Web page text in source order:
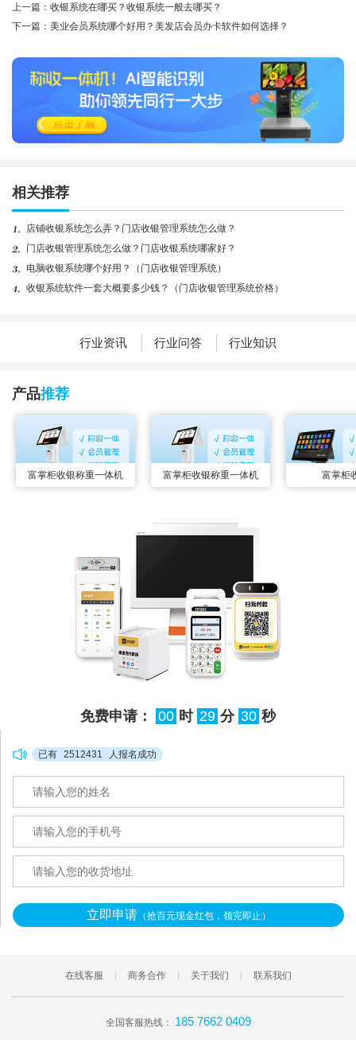
上一篇：收银系统在哪买？收银系统一般去哪买？
下一篇：美业会员系统哪个好用？美发店会员办卡软件如何选择？
相关推荐
店铺收银系统怎么弄？门店收银管理系统怎么做？
门店收银管理系统怎么做？门店收银系统哪家好？
电脑收银系统哪个好用？（门店收银管理系统）
收银系统软件一套大概要多少钱？（门店收银管理系统价格）
行业资讯 行业问答 行业知识
产品推荐
富掌柜收银称重一体机 富掌柜收银称重一体机 富掌柜
免费申请： 00 时 29 分 29 秒
已有 2512431 人报名成功
立即申请（抢百元现金红包，领完即止）
在线客服 商务合作 关于我们 联系我们
全国客服热线： 185 7662 0409